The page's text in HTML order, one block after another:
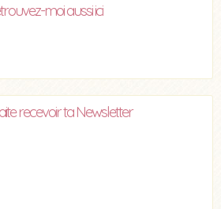
moi aussi ici
recevoir ta Newsletter